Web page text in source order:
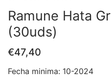
Ramune Hata
(30uds)
€47,40
Fecha minima: 10-2024